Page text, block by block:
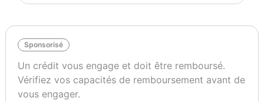
Sponsorisé
Un crédit vous engage et doit être remboursé.
Vérifiez vos capacités de remboursement avant de
vous engager.